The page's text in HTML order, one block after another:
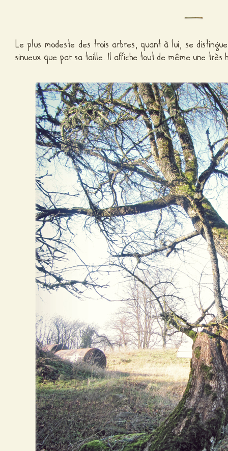
Le plus modeste des trois arbres, quant à lui, se
sinueux que par sa taille. Il affiche tout de même une très